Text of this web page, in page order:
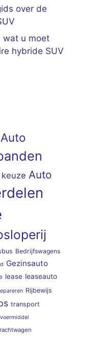
over de
wat u moet
hybride SUV
Auto
Auto
Bedrijfswagens
Gezinsauto
lease leaseauto
Rijbewijs
transport